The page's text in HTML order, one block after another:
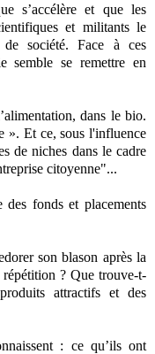
s’accélère et que les
et militants le
société. Face à ces
semble se remettre en
dans le bio.
». Et ce, sous l'influence
de niches dans le cadre
citoyenne"...
des fonds et placements
son blason après la
? Que trouve-t-
attractifs et des
: ce qu’ils ont